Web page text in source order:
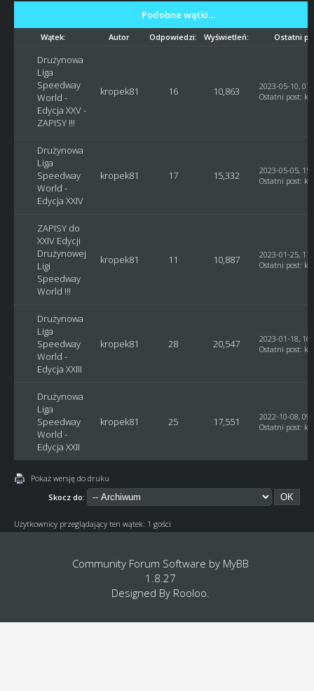
Podobne wątki…
Wątek: Autor Odpowiedzi: Wyświetleń: Ostatni
Drużynowa
Liga
Speedway
World -
Edycja XXV -
ZAPISY !!!
kropek81 16 10,863
2023-05-10,
Ostatni post:
Drużynowa
Liga
Speedway
World -
Edycja XXIV
kropek81 17 15,332
2023-05-05,
Ostatni post:
ZAPISY do
XXIV Edycji
Drużynowej
Ligi
Speedway
World !!!
kropek81 11 10,887
2023-01-25,
Ostatni post:
Drużynowa
Liga
Speedway
World -
Edycja XXIII
kropek81 28 20,547
2023-01-18,
Ostatni post:
Drużynowa
Liga
Speedway
World -
Edycja XXII
kropek81 25 17,551
2022-10-08,
Ostatni post:
Pokaż wersję do druku
Skocz do:
Użytkownicy przeglądający ten wątek: 1 gości
Community Forum Software by MyBB
1.8.27
Designed By Rooloo